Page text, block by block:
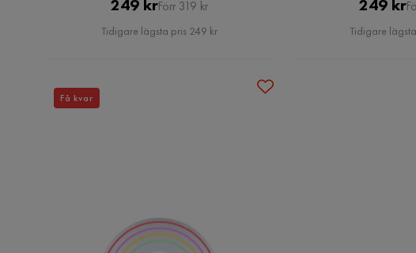
Pris
249 krOriginal
Pris
Förr 319 kr
Tidigare lägsta pris 249 kr
249 kr
Tidigare
Få kvar